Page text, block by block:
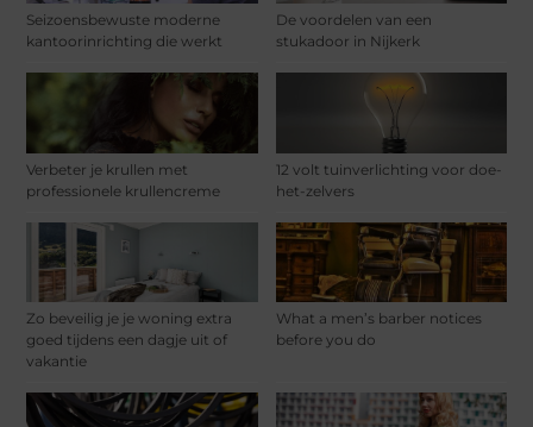
Seizoensbewuste moderne
kantoorinrichting die werkt
De voordelen van een
stukadoor in Nijkerk
Verbeter je krullen met
professionele krullencreme
12 volt tuinverlichting voor doe-
het-zelvers
Zo beveilig je je woning extra
goed tijdens een dagje uit of
vakantie
What a men’s barber notices
before you do